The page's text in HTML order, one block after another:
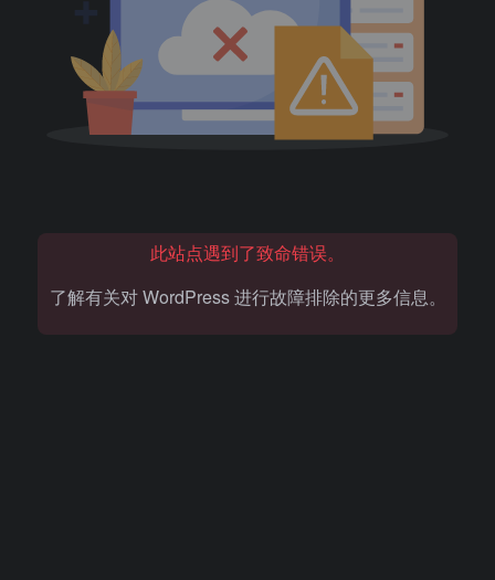
此站点遇到了致命错误。
了解有关对 WordPress 进行故障排除的更多信息。